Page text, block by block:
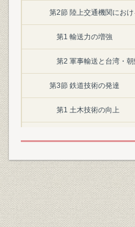
第2節 陸上交通機関にお
第1 輸送力の増強
第2 軍事輸送と台湾・
第3節 鉄道技術の発達
第1 土木技術の向上
第4節 鉄道の国有化
第1 鉄道に対する管理
第2 鉄道国有化の発議